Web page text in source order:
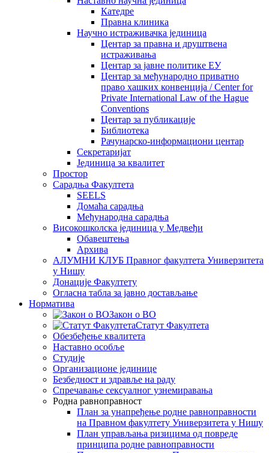
Катедре
Правна клиника
Научно истраживачка јединица
Центар за правна и друштвена
истраживања
Центар за јавне политике ЕУ
Центар за међународно приватно
право хашких конвенција / Center for
Private International Law of the Hague
Conventions
Центар за публикације
Библиотека
Рачунарско-информациони центар
Секретаријат
Јединица за квалитет
Простор
Сарадња Факултета
SEELS
Домаћа сарадња
Међународна сарадња
Високошколска јединица у Медвеђи
Обавештења
Архива
АЛУМНИ КЛУБ Правног факултета Универзитета
у Нишу
Донације Факултету
Огласна табла за јавно достављање
Норматива
Закон о ВО
Статут Факултета
Обезбеђење квалитета
Наставно особље
Студије
Организационе јединице
Безбедност и здравље на раду
Спречавање сексуалног узнемиравања
Родна равноправност
План за унапређење родне равноправности
на Правном факултету Универзитета у Нишу
План управљања ризицима од повреде
принципа родне равноправности